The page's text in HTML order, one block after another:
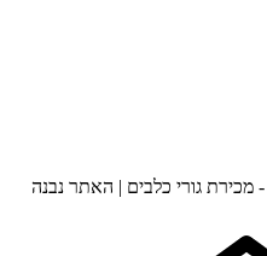
מכירת גורי כלבים | האתר נבנה